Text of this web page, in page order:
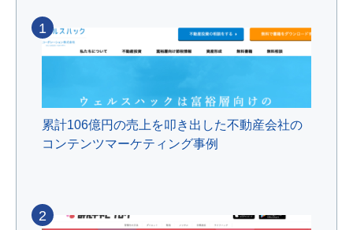
累計106億円の売上を叩き出した不動産会社の
コンテンツマーケティング事例
1
2